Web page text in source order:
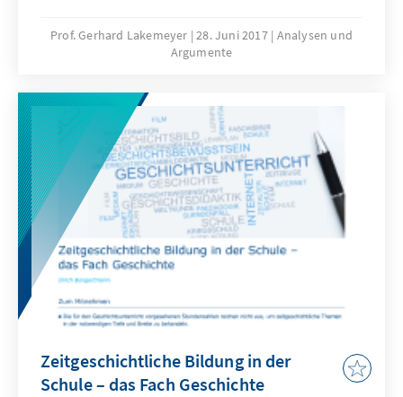
die meisten Lebensbereiche verändern.
Sowohl in der Forschung als auch in der
Spitzengruppe weltweit. Vorrangige politische
Aufgaben, die es in Bezug auf KI zu lösen gilt,
sind die Forschungsförderung, der
Datenschutz und die Klärung ethischer und
gesellschaftlicher Fragen.
Prof. Gerhard Lakemeyer 28. Juni 2017 Analysen und
Argumente
Zeitgeschichtliche Bildung in der
Schule – das Fach Geschichte